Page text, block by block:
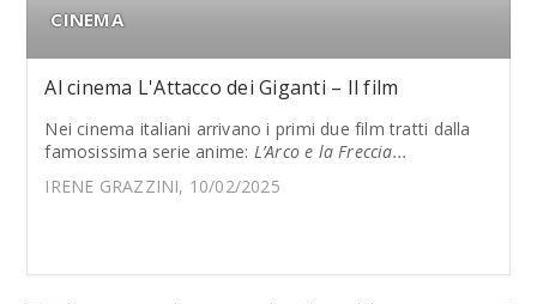
CINEMA
Al cinema L'Attacco dei Giganti – Il film
Nei cinema italiani arrivano i primi due film tratti dalla
famosissima serie anime: L’Arco e la Freccia...
IRENE GRAZZINI, 10/02/2025